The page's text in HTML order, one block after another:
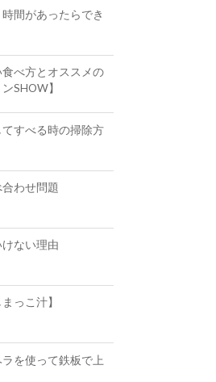
間があったらでき
べ方とオススメの
SHOW】
すべる時の掃除方
わせ問題
ない理由
っこ汁】
を使って鉄板で上